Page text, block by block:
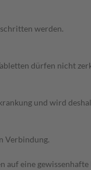
werden.
dürfen nicht
und wird
Verbindung.
eine